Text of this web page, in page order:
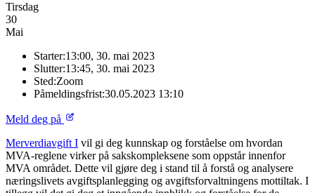
Tirsdag
30
Mai
Starter:13:00, 30. mai 2023
Slutter:13:45, 30. mai 2023
Sted:Zoom
Påmeldingsfrist:30.05.2023 13:10
Meld deg på
Merverdiavgift I vil gi deg kunnskap og forståelse om hvordan
MVA-reglene virker på sakskompleksene som oppstår innenfor
MVA området. Dette vil gjøre deg i stand til å forstå og analysere
næringslivets avgiftsplanlegging og avgiftsforvaltningens mottiltak. I